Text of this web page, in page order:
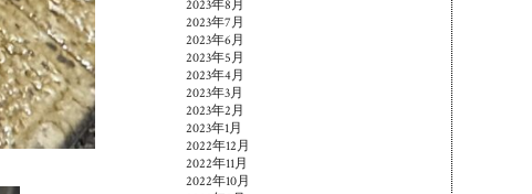
2023年8月
2023年7月
2023年6月
2023年5月
2023年4月
2023年3月
2023年2月
2023年1月
2022年12月
2022年11月
2022年10月